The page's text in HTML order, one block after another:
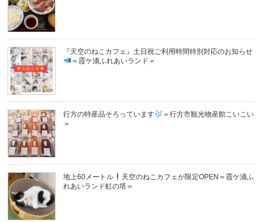
『天空のねこカフェ』土日祝ご利用時間特別対応のお知らせ
＝霞ケ浦ふれあいランド＝
行方の特産品そろっています
＝行方市観光物産館こいこい
＝
地上60メートル
天空のねこカフェが限定OPEN＝霞ケ浦ふ
れあいランド虹の塔＝